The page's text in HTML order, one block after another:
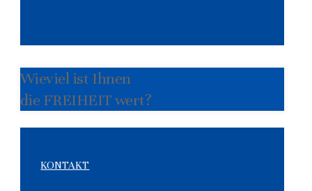
Wieviel ist Ihnen
die FREIHEIT wert?
KONTAKT